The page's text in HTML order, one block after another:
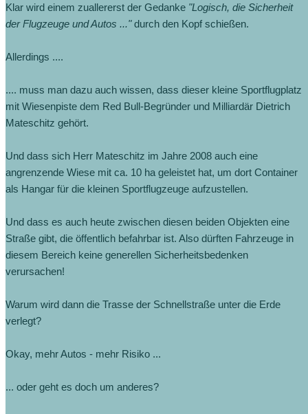
Klar wird einem zuallererst der Gedanke "Logisch, die Sicherheit
der Flugzeuge und Autos ..."durch den Kopf schießen.
Allerdings ....
.... muss man dazu auch wissen, dass dieser kleine Sportflugplatz
mit Wiesenpiste dem Red Bull-Begründer und Milliardär Dietrich
Mateschitz gehört.
Und dass sich Herr Mateschitz im Jahre 2008 auch eine
angrenzende Wiese mit ca. 10 ha geleistet hat, um dort Container
als Hangar für die kleinen Sportflugzeuge aufzustellen.
Und dass es auch heute zwischen diesen beiden Objekten eine
Straße gibt, die öffentlich befahrbar ist. Also dürften Fahrzeuge in
diesem Bereich keine generellen Sicherheitsbedenken
verursachen!
Warum wird dann die Trasse der Schnellstraße unter die Erde
verlegt?
Okay, mehr Autos - mehr Risiko ...
... oder geht es doch um anderes?